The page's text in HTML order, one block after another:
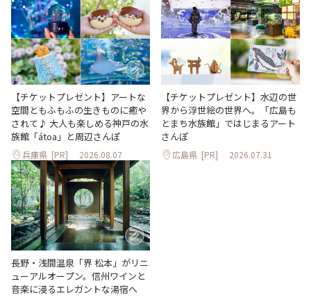
【チケットプレゼント】アートな
空間ともふもふの生きものに癒や
されて♪ 大人も楽しめる神戸の水
族館「átoa」と周辺さんぽ
兵庫県 [PR] 2026.08.07
【チケットプレゼント】水辺の世
界から浮世絵の世界へ。「広島も
とまち水族館」ではじまるアート
さんぽ
広島県 [PR] 2026.07.31
長野・浅間温泉「界 松本」がリニ
ューアルオープン。信州ワインと
音楽に浸るエレガントな湯宿へ